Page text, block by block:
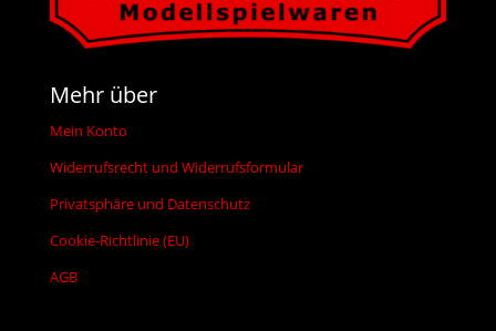
Mehr über
Mein Konto
Widerrufsrecht und Widerrufsformular
Privatsphäre und Datenschutz
Cookie-Richtlinie (EU)
AGB